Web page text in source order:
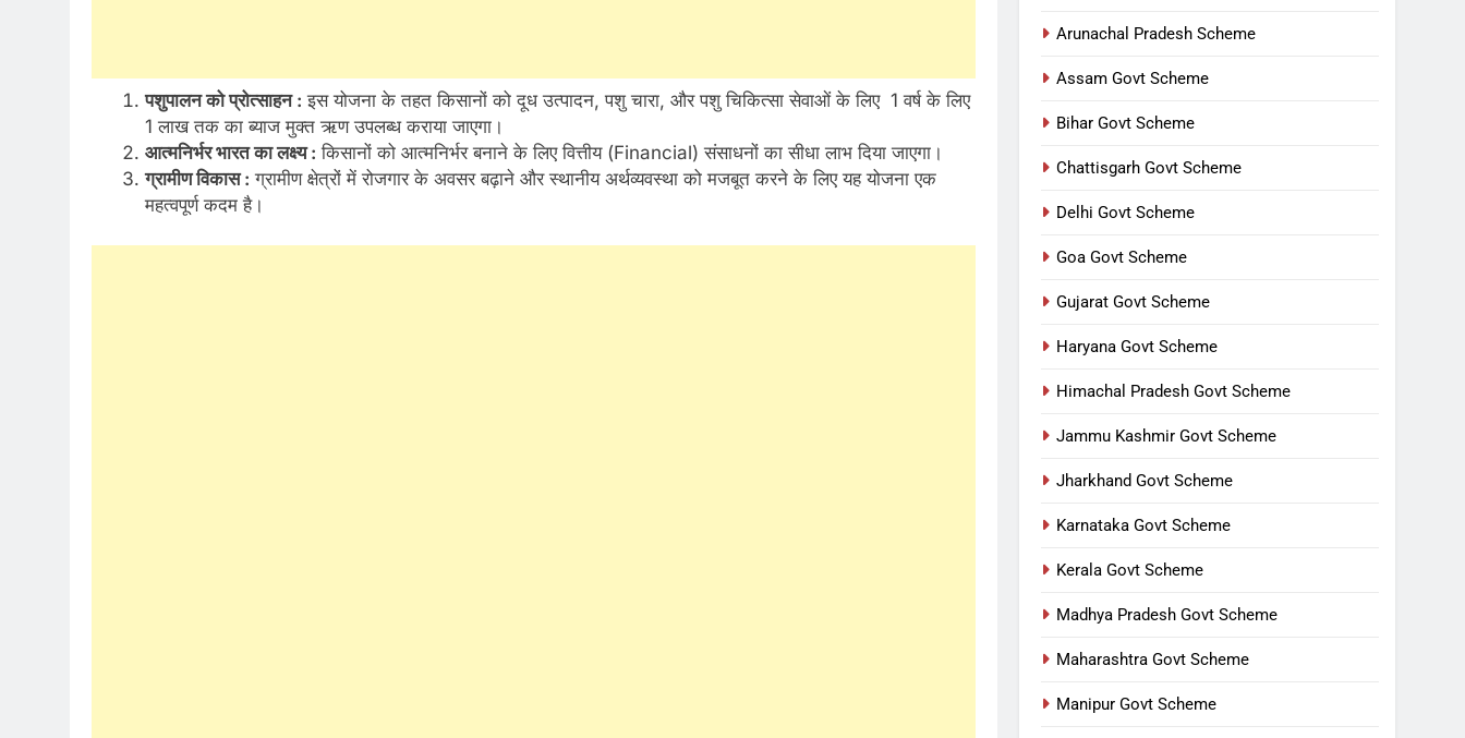
पशुपालन को प्रोत्साहन : इस योजना के तहत किसानों को दूध उत्पादन, पशु चारा, और पशु चिकित्सा सेवाओं के लिए 1 वर्ष के लिए
1 लाख तक का ब्याज मुक्त ऋण उपलब्ध कराया जाएगा।
आत्मनिर्भर भारत का लक्ष्य : किसानों को आत्मनिर्भर बनाने के लिए वित्तीय (Financial) संसाधनों का सीधा लाभ दिया जाएगा।
ग्रामीण विकास : ग्रामीण क्षेत्रों में रोजगार के अवसर बढ़ाने और स्थानीय अर्थव्यवस्था को मजबूत करने के लिए यह योजना एक
महत्वपूर्ण कदम है।
Arunachal Pradesh Scheme
Assam Govt Scheme
Bihar Govt Scheme
Chattisgarh Govt Scheme
Delhi Govt Scheme
Goa Govt Scheme
Gujarat Govt Scheme
Haryana Govt Scheme
Himachal Pradesh Govt Scheme
Jammu Kashmir Govt Scheme
Jharkhand Govt Scheme
Karnataka Govt Scheme
Kerala Govt Scheme
Madhya Pradesh Govt Scheme
Maharashtra Govt Scheme
Manipur Govt Scheme